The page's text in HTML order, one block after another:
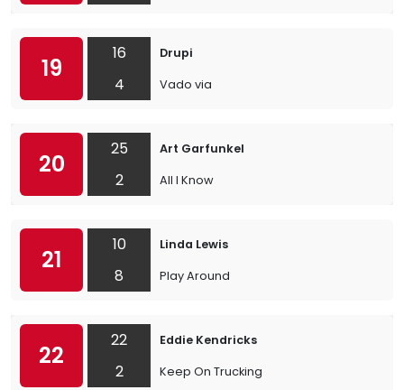
19
16
4
Drupi
Vado via
20
25
2
Art Garfunkel
All I Know
21
10
8
Linda Lewis
Play Around
22
22
2
Eddie Kendricks
Keep On Trucking